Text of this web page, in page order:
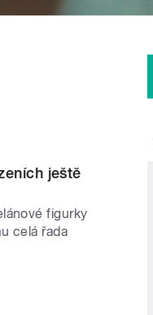
ještě
figurky
celá řada